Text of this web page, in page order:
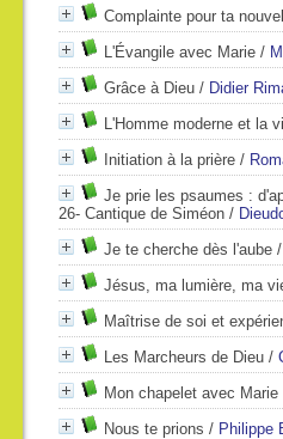
Complainte pour ta
L'Évangile avec Marie /
Grâce à Dieu / Didier
L'Homme moderne et la
Initiation à la prière /
Je prie les psaumes :
26- Cantique de Siméon /
Je te cherche dès l'aube
Jésus, ma lumière, ma
Maîtrise de soi et
Les Marcheurs de Dieu /
Mon chapelet avec Marie
Nous te prions / Philippe